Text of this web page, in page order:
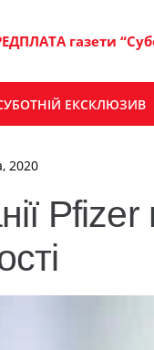
газети
ЕКСКЛЮЗИВ
2020